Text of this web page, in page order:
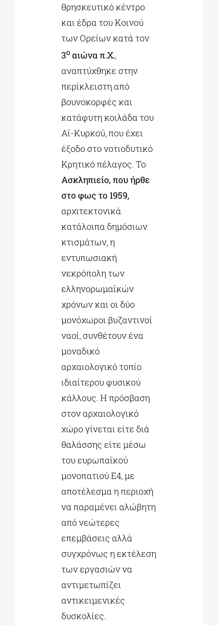
θρησκευτικό κέντρο
και έδρα του Κοινού
των Ορείων κατά τον
3οαιώνα π.Χ.,
αναπτύχθηκε στην
περίκλειστη από
βουνοκορφές και
κατάφυτη κοιλάδα του
Αϊ-Κυρκού, που έχει
έξοδο στο νοτιοδυτικό
Κρητικό πέλαγος. Το
Ασκληπιείο, που ήρθε
στο φως το 1959,
αρχιτεκτονικά
κατάλοιπα δημόσιων
κτισμάτων, η
εντυπωσιακή
νεκρόπολη των
ελληνορωμαϊκών
χρόνων και οι δύο
μονόχωροι βυζαντινοί
ναοί, συνθέτουν ένα
μοναδικό
αρχαιολογικό τοπίο
ιδιαίτερου φυσικού
κάλλους. Η πρόσβαση
στον αρχαιολογικό
χώρο γίνεται είτε διά
θαλάσσης είτε μέσω
του ευρωπαϊκού
μονοπατιού Ε4, με
αποτέλεσμα η περιοχή
να παραμένει αλώβητη
από νεώτερες
επεμβάσεις αλλά
συγχρόνως η εκτέλεση
των εργασιών να
αντιμετωπίζει
αντικειμενικές
δυσκολίες.